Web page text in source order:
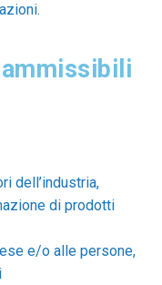
dell’industria,
di prodotti
e/o alle persone,